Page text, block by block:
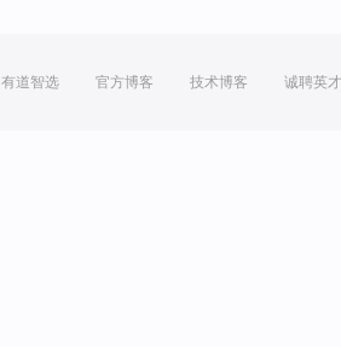
有道智选 官方博客 技术博客 诚聘英才